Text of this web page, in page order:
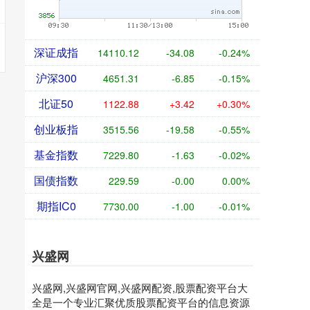
深证成指 14110.12 -34.08 -0.24%
沪深300 4651.31 -6.85 -0.15%
北证50 1122.88 +3.42 +0.30%
创业板指 3515.56 -19.58 -0.55%
基金指数 7229.80 -1.63 -0.02%
国债指数 229.59 -0.00 0.00%
期指IC0 7730.00 -1.00 -0.01%
兴盛网
兴盛网,兴盛网官网,兴盛网配资,股票配资平台大
全是一个专业汇聚优质股票配资平台的信息资源